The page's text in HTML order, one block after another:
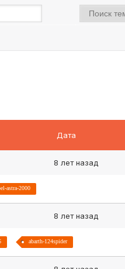
Дата
8 лет назад
astra-2000
8 лет назад
abarth-124spider